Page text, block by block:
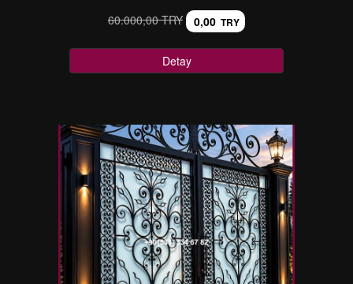
60.000,00 TRY 0,00 TRY
Detay